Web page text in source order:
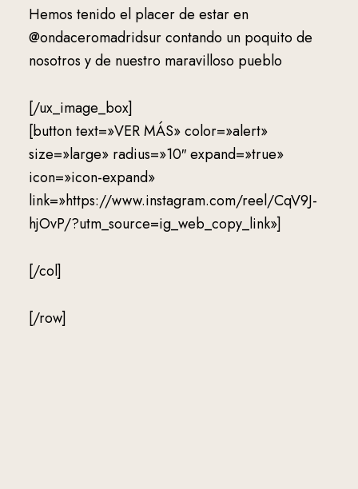
Hemos tenido el placer de estar en
@ondaceromadridsur contando un poquito de
nosotros y de nuestro maravilloso pueblo
[/ux_image_box]
[button text=»VER MÁS» color=»alert»
size=»large» radius=»10″ expand=»true»
icon=»icon-expand»
link=»https://www.instagram.com/reel/CqV9J-
hjOvP/?utm_source=ig_web_copy_link»]
[/col]
[/row]